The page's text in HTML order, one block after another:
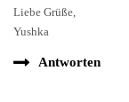
Liebe Grüße,
Yushka
Antworten